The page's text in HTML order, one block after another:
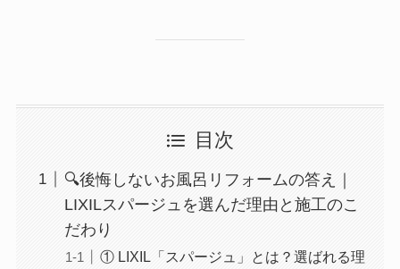
目次
🔍後悔しないお風呂リフォームの答え｜
LIXILスパージュを選んだ理由と施工のこ
だわり
① LIXIL「スパージュ」とは？選ばれる理